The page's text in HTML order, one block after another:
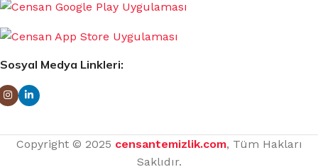
Sosyal Medya Linkleri:
Copyright © 2025 censantemizlik.com, Tüm Hakları
Saklıdır.